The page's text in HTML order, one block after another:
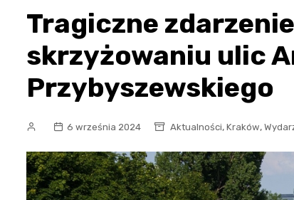
Tragiczne
skrzyżowaniu ulic
Przybyszewskiego
6 września 2024 Aktualności, Kraków,